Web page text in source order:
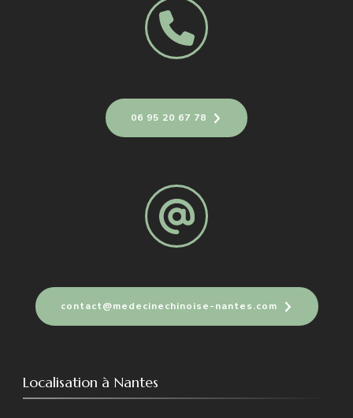
06 95 20 67 78
contact@medecinechinoise-nantes.com
Localisation à Nantes